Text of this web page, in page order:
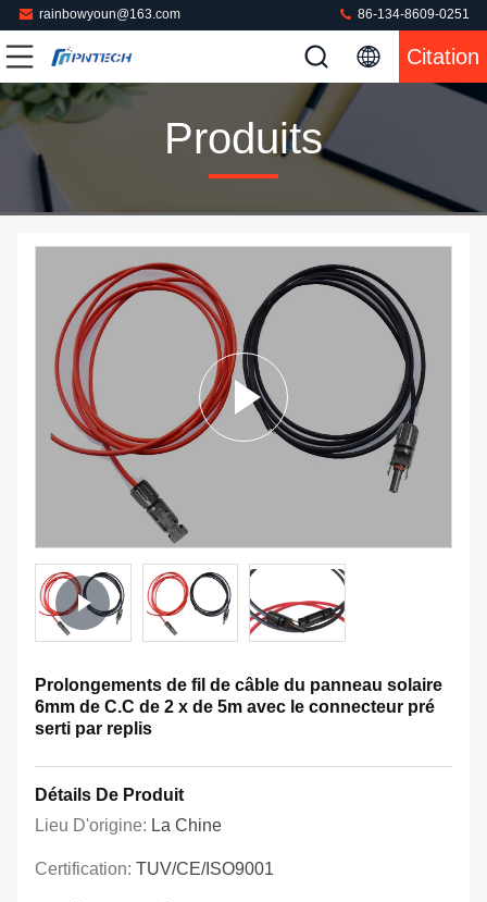
rainbowyoun@163.com 86-134-8609-0251
Citation
Produits
Prolongements de fil de câble du panneau solaire
6mm de C.C de 2 x de 5m avec le connecteur pré
serti par replis
Détails De Produit
Lieu D'origine: La Chine
Certification: TUV/CE/ISO9001